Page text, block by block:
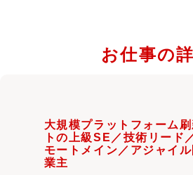
お仕事の
大規模プラットフォーム
トの上級SE／技術リード
モートメイン／アジャイ
業主